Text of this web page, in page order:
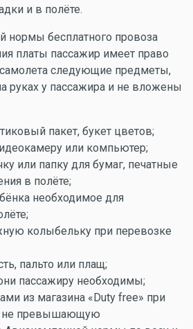
и в полёте.
нормы бесплатного провоза
платы пассажир имеет право
следующие предметы,
руках у пассажира и не вложены
пакет, букет цветов;
или компьютер;
или папку для бумаг, печатные
в полёте;
необходимое для
колыбельку при перевозке
пальто или плащ;
пассажиру необходимы;
из магазина «Duty free» при
не превышающую